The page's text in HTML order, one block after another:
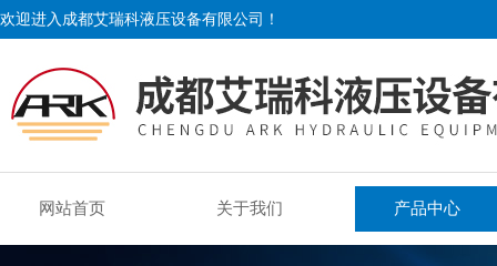
欢迎进入成都艾瑞科液压设备有限公司！
网站首页 关于我们 产品中心